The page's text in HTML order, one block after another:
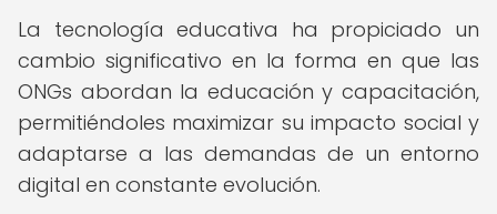
La tecnología educativa ha propiciado un
cambio significativo en la forma en que las
ONGs abordan la educación y capacitación,
permitiéndoles maximizar su impacto social y
adaptarse a las demandas de un entorno
digital en constante evolución.